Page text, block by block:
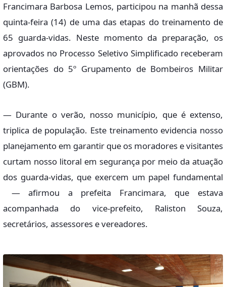
Francimara Barbosa Lemos, participou na manhã dessa
quinta-feira (14) de uma das etapas do treinamento de
65 guarda-vidas. Neste momento da preparação, os
aprovados no Processo Seletivo Simplificado receberam
orientações do 5º Grupamento de Bombeiros Militar
(GBM).
— Durante o verão, nosso município, que é extenso,
triplica de população. Este treinamento evidencia nosso
planejamento em garantir que os moradores e visitantes
curtam nosso litoral em segurança por meio da atuação
dos guarda-vidas, que exercem um papel fundamental
— afirmou a prefeita Francimara, que estava
acompanhada do vice-prefeito, Raliston Souza,
secretários, assessores e vereadores.